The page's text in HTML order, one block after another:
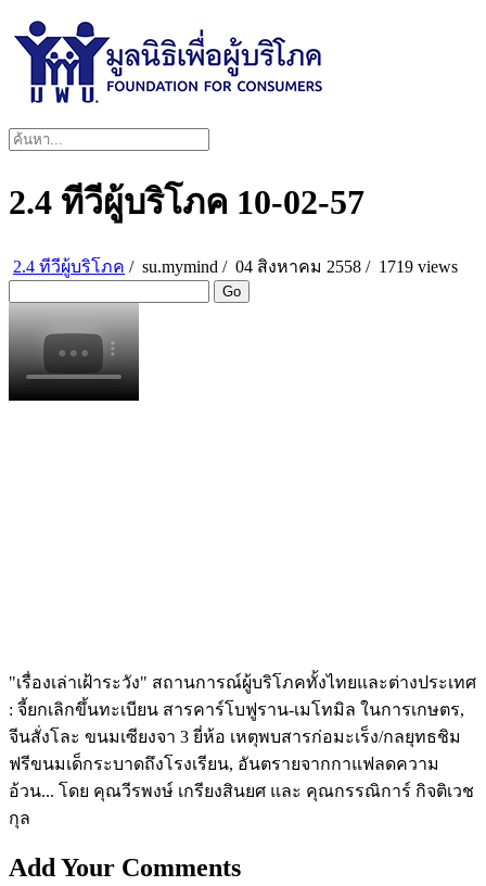
2.4 ทีวีผู้บริโภค 10-02-57
2.4 ทีวีผู้บริโภค / su.mymind / 04 สิงหาคม 2558 / 1719 views
Go
"เรื่องเล่าเฝ้าระวัง" สถานการณ์ผู้บริโภคทั้งไทยและต่างประเทศ
: จี้ยกเลิกขึ้นทะเบียน สารคาร์โบฟูราน-เมโทมิล ในการเกษตร,
จีนสั่งโละ ขนมเซียงจา 3 ยี่ห้อ เหตุพบสารก่อมะเร็ง/กลยุทธชิม
ฟรีขนมเด็กระบาดถึงโรงเรียน, อันตรายจากกาแฟลดความ
อ้วน... โดย คุณวีรพงษ์ เกรียงสินยศ และ คุณกรรณิการ์ กิจติเวช
กุล
Add Your Comments